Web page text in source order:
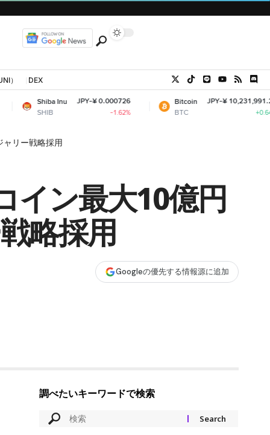
） DEX
JPY-¥ 0.000726
Bitcoin
BTC
JPY-¥ 10,231,991.21
リー戦略採用
イン最大10億円
略採用
Googleの優先する情報源に追加
調べたいキーワードで検索